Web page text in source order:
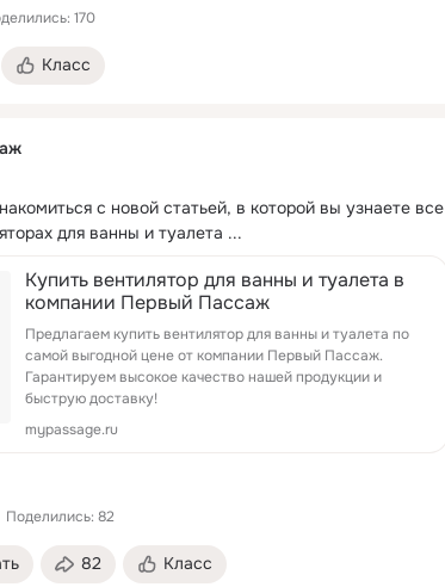
170
Класс
с новой статьей, в которой вы узнаете все
для ванны и туалета ...
Купить вентилятор для ванны и туалета в
компании Первый Пассаж
Предлагаем купить вентилятор для ванны и туалета по
самой выгодной цене от компании Первый Пассаж.
Гарантируем высокое качество нашей продукции и
быструю доставку!
mypassage.ru
Поделились: 82
82 Класс